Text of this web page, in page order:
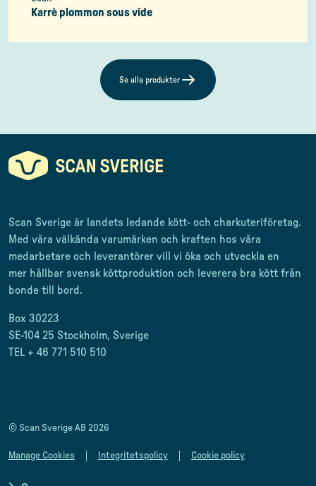
Karrè plommon sous vide
Se alla produkter
Scan Sverige är landets ledande kött- och charkuteriföretag.
Med våra välkända varumärken och kraften hos våra
medarbetare och leverantörer vill vi öka och utveckla en
mer hållbar svensk köttproduktion och leverera bra kött från
bonde till
bord.
Box 30223
SE-104 25 Stockholm, Sverige
TEL + 46 771 510 510
© Scan Sverige AB 2026
Manage Cookies Integritetspolicy Cookie policy